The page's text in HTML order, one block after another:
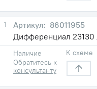
1
86011955
Дифференциал 23130
Наличие
Обратитесь к
консультанту
К схеме